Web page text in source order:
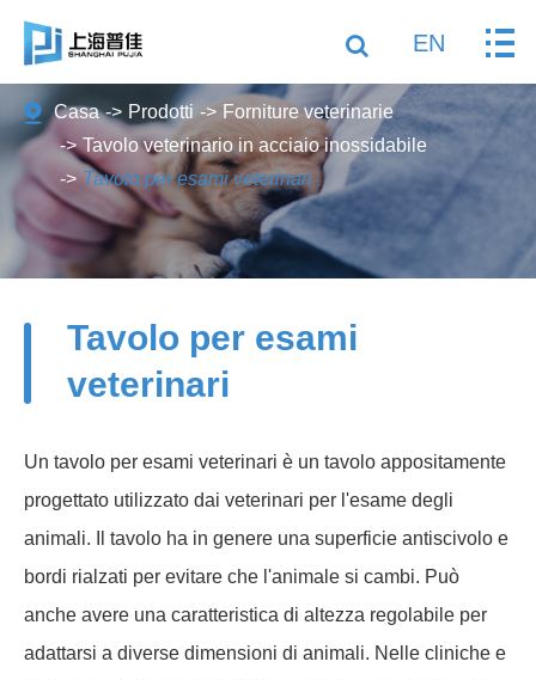
EN
Casa Prodotti
Forniture veterinarie
Tavolo veterinario in acciaio inossidabile
Tavolo per esami veterinari
Tavolo per esami
veterinari
Un tavolo per esami veterinari è un tavolo appositamente
progettato utilizzato dai veterinari per l'esame degli
animali. Il tavolo ha in genere una superficie antiscivolo e
bordi rialzati per evitare che l'animale si cambi. Può
anche avere una caratteristica di altezza regolabile per
adattarsi a diverse dimensioni di animali. Nelle cliniche e